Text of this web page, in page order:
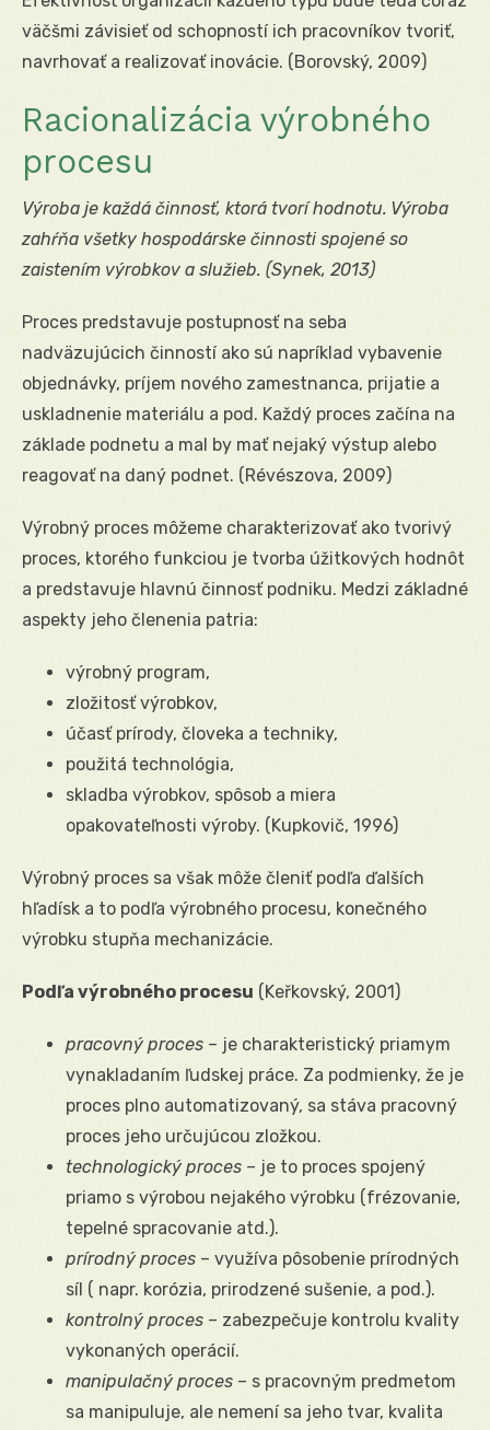
väčšmi závisieť od schopností ich pracovníkov tvoriť,
navrhovať a realizovať inovácie. (Borovský, 2009)
Racionalizácia výrobného
procesu
Výroba je každá činnosť, ktorá tvorí hodnotu. Výroba
zahŕňa všetky hospodárske činnosti spojené so
zaistením výrobkov a služieb. (Synek, 2013)
Proces predstavuje postupnosť na seba
nadväzujúcich činností ako sú napríklad vybavenie
objednávky, príjem nového zamestnanca, prijatie a
uskladnenie materiálu a pod. Každý proces začína na
základe podnetu a mal by mať nejaký výstup alebo
reagovať na daný podnet. (Révészova, 2009)
Výrobný proces môžeme charakterizovať ako tvorivý
proces, ktorého funkciou je tvorba úžitkových hodnôt
a predstavuje hlavnú činnosť podniku. Medzi základné
aspekty jeho členenia patria:
výrobný program,
zložitosť výrobkov,
účasť prírody, človeka a techniky,
použitá technológia,
skladba výrobkov, spôsob a miera
opakovateľnosti výroby. (Kupkovič, 1996)
Výrobný proces sa však môže členiť podľa ďalších
hľadísk a to podľa výrobného procesu, konečného
výrobku stupňa mechanizácie.
Podľa výrobného procesu (Keřkovský, 2001)
pracovný proces – je charakteristický priamym
vynakladaním ľudskej práce. Za podmienky, že je
proces plno automatizovaný, sa stáva pracovný
proces jeho určujúcou zložkou.
technologický proces – je to proces spojený
priamo s výrobou nejakého výrobku (frézovanie,
tepelné spracovanie atd.).
prírodný proces – využíva pôsobenie prírodných
síl ( napr. korózia, prirodzené sušenie, a pod.).
kontrolný proces – zabezpečuje kontrolu kvality
vykonaných operácií.
manipulačný proces – s pracovným predmetom
sa manipuluje, ale nemení sa jeho tvar, kvalita